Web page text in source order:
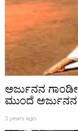
ಅರ್ಜುನನ
ಮುಂದೆ ಅರ್ಜುನನ
3 years ago